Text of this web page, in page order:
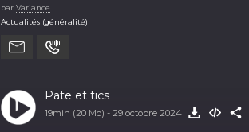
par Variance
Actualités (généralité)
Pate et tics
19min (20 Mo) - 29 octobre 2024